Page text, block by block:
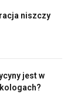
niszczy
jest w